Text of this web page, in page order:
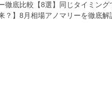
徹底比較【8選】同じタイミング
？】8月相場アノマリーを徹底解